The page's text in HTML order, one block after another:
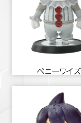
ペニーワイズ